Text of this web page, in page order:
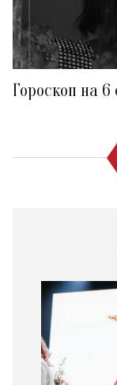
Гороскоп на 6